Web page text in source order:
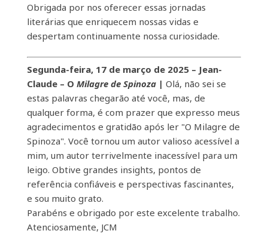
Obrigada por nos oferecer essas jornadas
literárias que enriquecem nossas vidas e
despertam continuamente nossa curiosidade.
Segunda-feira, 17 de março de 2025 – Jean-
Claude – O Milagre de Spinoza | Olá, não sei se
estas palavras chegarão até você, mas, de
qualquer forma, é com prazer que expresso meus
agradecimentos e gratidão após ler "O Milagre de
Spinoza". Você tornou um autor valioso acessível a
mim, um autor terrivelmente inacessível para um
leigo. Obtive grandes insights, pontos de
referência confiáveis ​​e perspectivas fascinantes,
e sou muito grato.
Parabéns e obrigado por este excelente trabalho.
Atenciosamente, JCM